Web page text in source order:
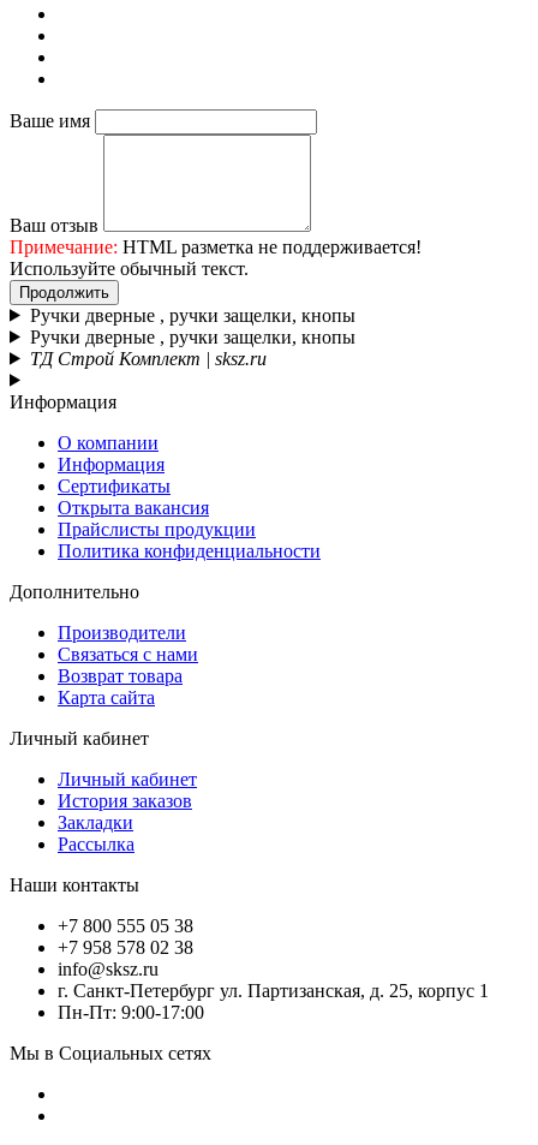
Ваше имя
Ваш отзыв
Примечание: HTML разметка не поддерживается!
Используйте обычный текст.
Продолжить
Ручки дверные , ручки защелки, кнопы
Ручки дверные , ручки защелки, кнопы
ТД Строй Комплект | sksz.ru
Информация
О компании
Информация
Сертификаты
Открыта вакансия
Прайслисты продукции
Политика конфиденциальности
Дополнительно
Производители
Связаться с нами
Возврат товара
Карта сайта
Личный кабинет
Личный кабинет
История заказов
Закладки
Рассылка
Наши контакты
+7 800 555 05 38
+7 958 578 02 38
info@sksz.ru
г. Санкт-Петербург ул. Партизанская, д. 25, корпус 1
Пн-Пт: 9:00-17:00
Мы в Социальных сетях